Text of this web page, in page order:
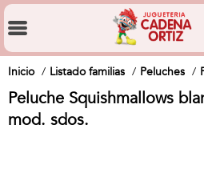
Inicio Listado familias Peluches
Peluche Squishmallows
mod. sdos.